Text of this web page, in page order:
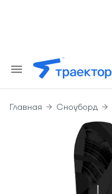
Главная Сноуборд